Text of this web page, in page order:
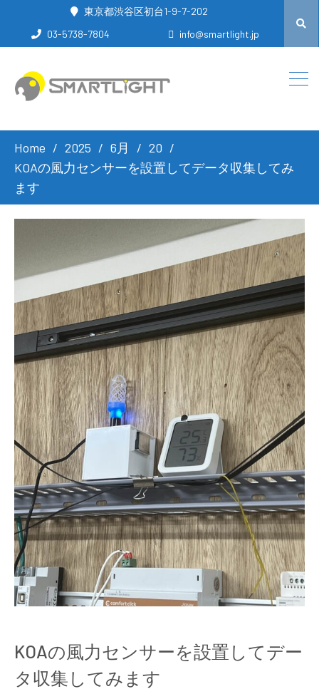
東京都渋谷区初台1-9-7-202
03-5738-7804
info@smartlight.jp
Home 2025 6月
20
KOAの風力センサーを設置してデータ収集してみ
ます
KOAの風力センサーを設置してデー
タ収集してみます